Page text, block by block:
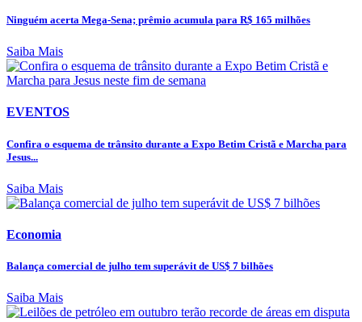
Ninguém acerta Mega-Sena; prêmio acumula para R$ 165 milhões
Saiba Mais
EVENTOS
Confira o esquema de trânsito durante a Expo Betim Cristã e Marcha para
Jesus...
Saiba Mais
Economia
Balança comercial de julho tem superávit de US$ 7 bilhões
Saiba Mais